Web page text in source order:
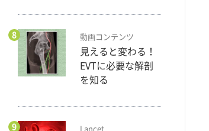
8 動画コンテンツ
見えると変わる！
EVTに必要な解剖
を知る
9 Lancet